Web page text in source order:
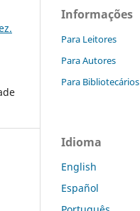
Informações
Para Leitores
Para Autores
Para Bibliotecários
Idioma
English
Español